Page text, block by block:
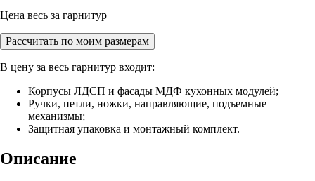
Цена весь за гарнитур
Рассчитать по моим размерам
В цену за весь гарнитур входит:
Корпусы ЛДСП и фасады МДФ кухонных модулей;
Ручки, петли, ножки, направляющие, подъемные
механизмы;
Защитная упаковка и монтажный комплект.
Описание